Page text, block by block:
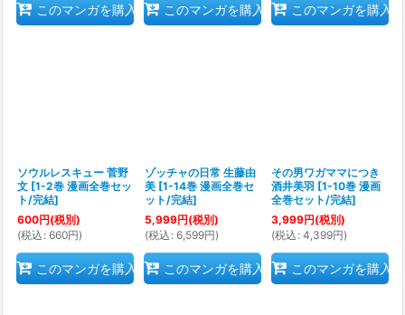
このマンガを購入 このマンガを購入 このマンガを購入
ソウルレスキュー 菅野
文 [1-2巻 漫画全巻セッ
ト/完結]
600円(税別)
(税込 : 660円)
このマンガを購入
ゾッチャの日常 生藤由
美 [1-14巻 漫画全巻セ
ット/完結]
5,999円(税別)
(税込 : 6,599円)
このマンガを購入
その男ワガママにつき
酒井美羽 [1-10巻 漫画
全巻セット/完結]
3,999円(税別)
(税込 : 4,399円)
このマンガを購入